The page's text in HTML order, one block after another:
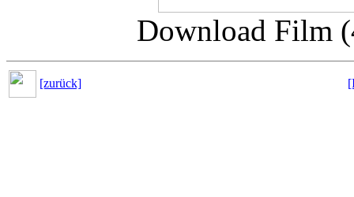
Download Film
[zurück]